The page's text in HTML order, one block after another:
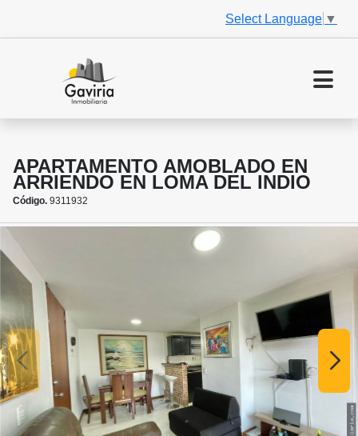
Select Language ▼
APARTAMENTO AMOBLADO EN
ARRIENDO EN LOMA DEL INDIO
Código. 9311932